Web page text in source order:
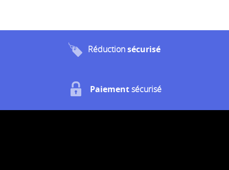
Réductionsécurisé
Paiementsécurisé